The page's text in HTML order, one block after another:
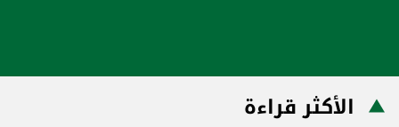
الأكثر قراءة